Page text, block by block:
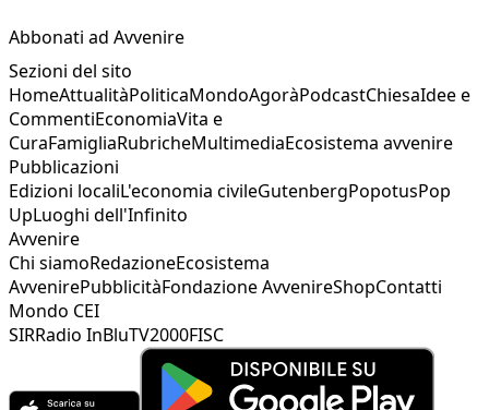
Abbonati ad Avvenire
Sezioni del sito
HomeAttualitàPoliticaMondoAgoràPodcastChiesaIdee e
CommentiEconomiaVita e
CuraFamigliaRubricheMultimediaEcosistema avvenire
Pubblicazioni
Edizioni localiL'economia civileGutenbergPopotusPop
UpLuoghi dell'Infinito
Avvenire
Chi siamoRedazioneEcosistema
AvvenirePubblicitàFondazione AvvenireShopContatti
Mondo CEI
SIRRadio InBluTV2000FISC